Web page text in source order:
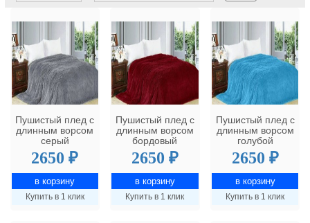
Пушистый плед с
длинным ворсом
серый
2650 ₽
Купить в 1 клик
Пушистый плед с
длинным ворсом
бордовый
2650 ₽
Купить в 1 клик
Пушистый плед с
длинным ворсом
голубой
2650 ₽
Купить в 1 клик